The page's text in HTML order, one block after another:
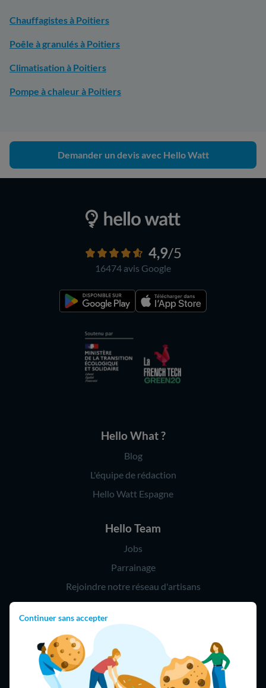
Continuer sans accepter
Chauffagistes à Poitiers
Poêle à granulés à Poitiers
Climatisation à Poitiers
Pompe à chaleur à Poitiers
Demander un devis avec Hello Watt
4,9/5
16474 avis Google
Hello What ?
Blog
L'équipe de rédaction
Hello Watt Espagne
Hello Team
Jobs
Parrainage
Rejoindre notre réseau d'artisans
Hello !
09 75 18 60 60
(8h-21h)
75018 Paris